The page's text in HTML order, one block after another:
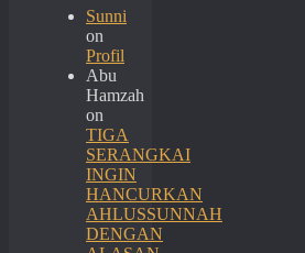
Sunni
on
Profil
Abu
Hamzah
on
TIGA
SERANGKAI
INGIN
HANCURKAN
AHLUSSUNNAH
DENGAN